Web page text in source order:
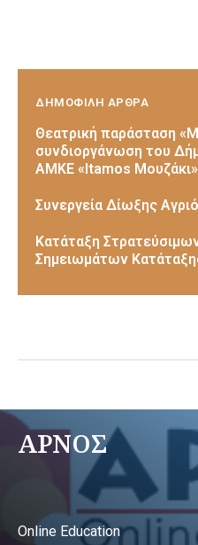
ΔΗΜΟΦΙΛΗ ΑΡΘΡΑ
Θεατρική παράσταση
συνδιοργάνωση του
ΑΜΚΕ «Itamos Μουζάκι»
Συνεργεία Δίωξης
Κατάταξη
Σημειωμάτων
ΑΡΝΟΣ
Online Education